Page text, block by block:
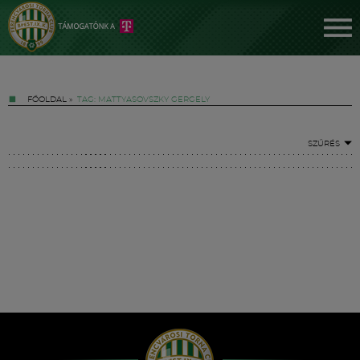
FŐOLDAL » TAG: MATTYASOVSZKY GERGELY
SZŰRÉS
Hírek